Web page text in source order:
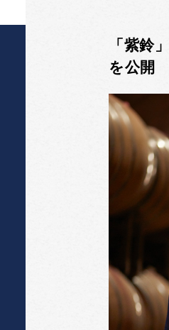
「紫鈴
を公開